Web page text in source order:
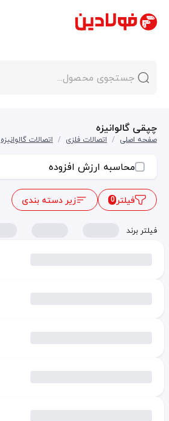
چپقی گالوانیزه
صفحه اصلی / اتصالات فلزی / اتصالات گالوانیزه
محاسبه ارزش افزوده
فیلتر0 زیر دسته بندی
فیلتر برند